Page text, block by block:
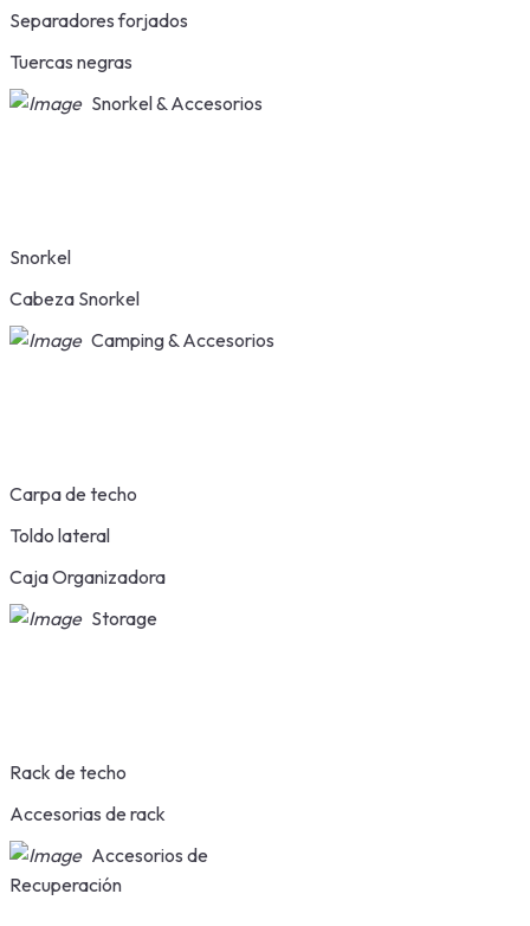
Separadores forjados
Tuercas negras
Snorkel & Accesorios
Snorkel
Cabeza Snorkel
Camping & Accesorios
Carpa de techo
Toldo lateral
Caja Organizadora
Storage
Rack de techo
Accesorias de rack
Accesorios de
Recuperación